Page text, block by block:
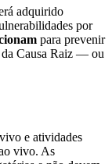
adquirido
por
para prevenir
da Causa Raiz — ou
e atividades
vivo. As